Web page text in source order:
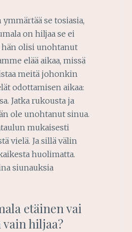
se tosiasia,
on hiljaa se ei
hän olisi unohtanut
elää aikaa, missä
meitä johonkin
odottamisen aikaa:
Jatka rukousta ja
ole unohtanut sinua.
mukaisesti
vielä. Ja sillä välin
huolimatta.
siunauksia
etäinen vai
vain hiljaa?